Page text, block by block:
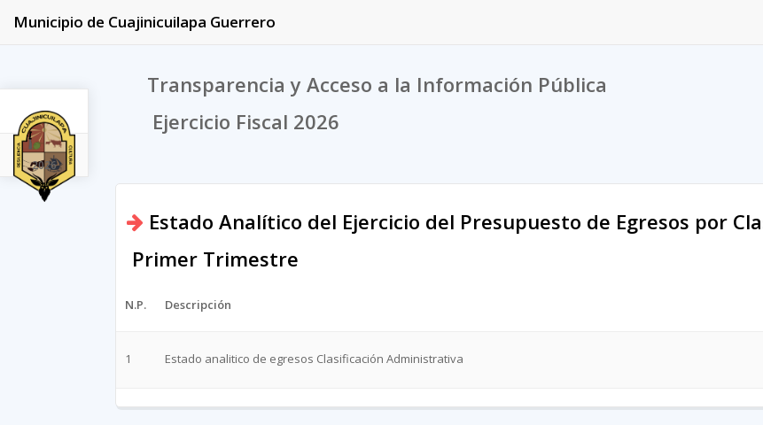
2026
Municipio de Cuajinicuilapa Guerrero
Transparencia y Acceso a la Información Pública
Ejercicio Fiscal 2026
Estado Analítico del Ejercicio del Presupuesto de Egresos por
Primer Trimestre
N.P. Descripción
1 Estado analitico de egresos Clasificación Administrativa